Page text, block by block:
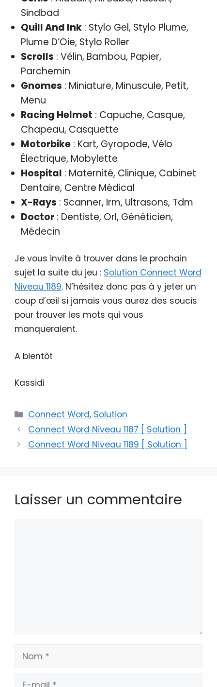
Sindbad
Quill And Ink: Stylo Gel, Stylo Plume,
Plume D’Oie, Stylo Roller
Scrolls : Vélin, Bambou, Papier,
Parchemin
Gnomes : Miniature, Minuscule, Petit,
Menu
Racing Helmet : Capuche, Casque,
Chapeau, Casquette
Motorbike: Kart, Gyropode, Vélo
Électrique, Mobylette
Hospital : Maternité, Clinique, Cabinet
Dentaire, Centre Médical
X-Rays : Scanner, Irm, Ultrasons, Tdm
Doctor: Dentiste, Orl, Généticien,
Médecin
Je vous invite à trouver dans le prochain
sujet la suite du jeu : Solution Connect Word
Niveau 1189. N’hésitez donc pas à y jeter un
coup d’œil si jamais vous aurez des soucis
pour trouver les mots qui vous
manqueraient.
A bientôt
Kassidi
Catégories
Connect Word, Solution
Connect Word Niveau 1187 [ Solution ]
Connect Word Niveau 1189 [ Solution ]
Laisser un commentaire
Nom
E-